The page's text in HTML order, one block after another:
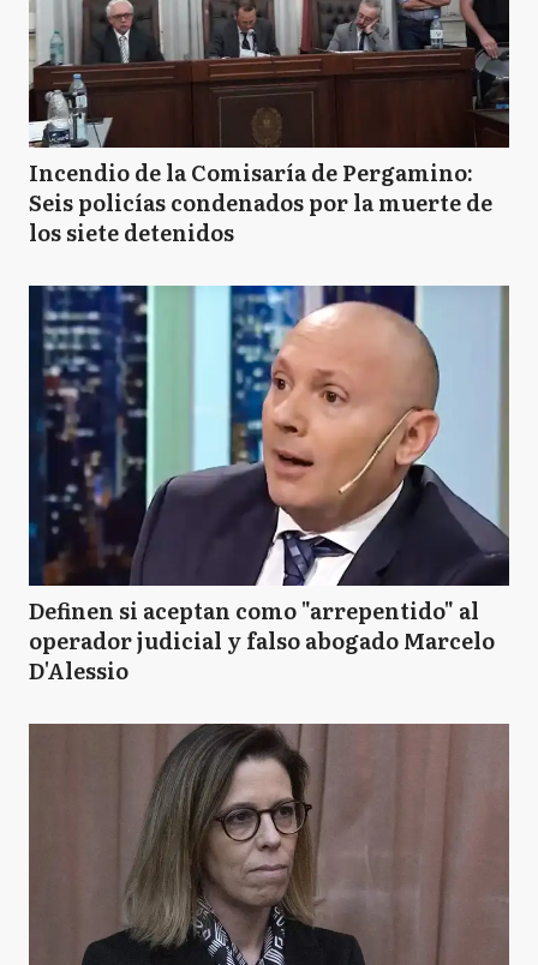
Incendio de la Comisaría de Pergamino:
Seis policías condenados por la muerte de
los siete detenidos
Definen si aceptan como "arrepentido" al
operador judicial y falso abogado Marcelo
D'Alessio